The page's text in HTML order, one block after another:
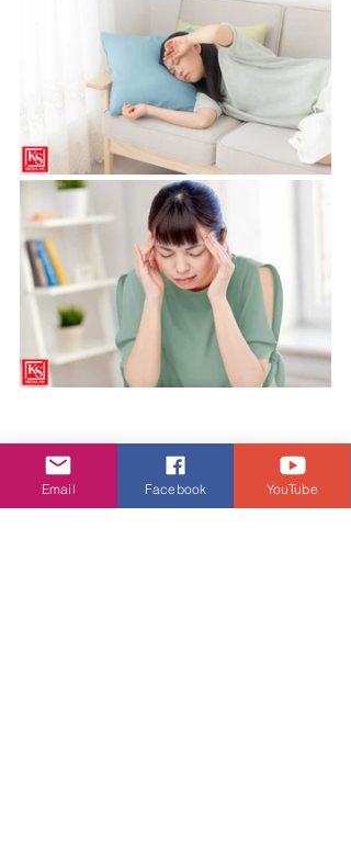
潮流生活
Email Facebook YouTube